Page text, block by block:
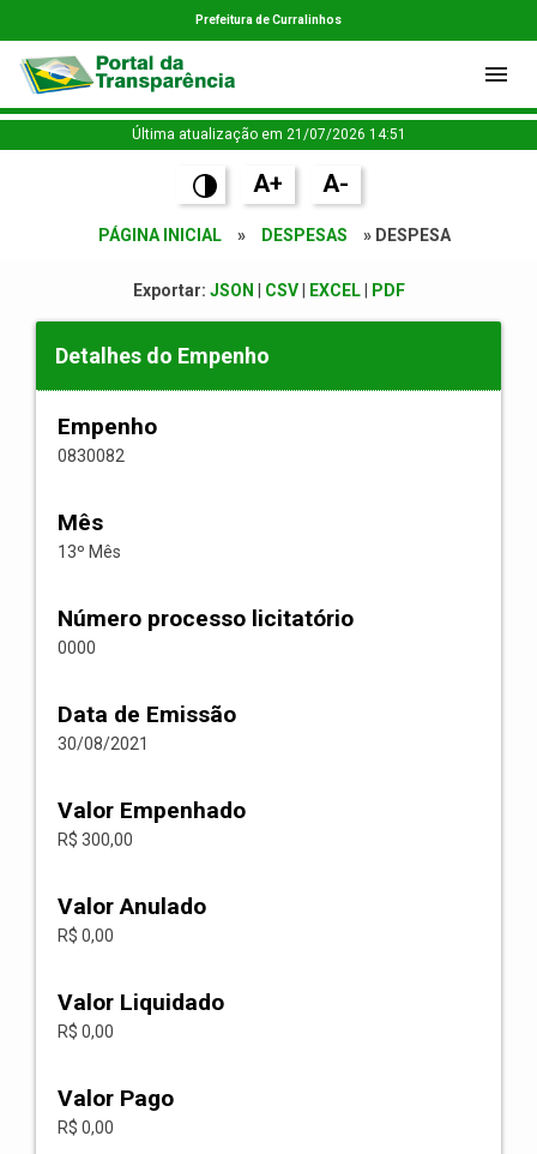
Prefeitura de Curralinhos
Última atualização em 21/07/2026 14:51
A+ A-
PÁGINA INICIAL » DESPESAS » DESPESA
Exportar: JSON CSV| EXCEL| PDF
Detalhes do Empenho
Empenho
0830082
Mês
13º Mês
Número processo licitatório
0000
Data de Emissão
30/08/2021
Valor Empenhado
R$ 300,00
Valor Anulado
R$ 0,00
Valor Liquidado
R$ 0,00
Valor Pago
R$ 0,00